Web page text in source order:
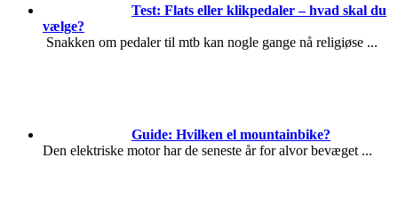
Test: Flats eller klikpedaler – hvad skal du
vælge?
Snakken om pedaler til mtb kan nogle gange nå religiøse ...
Guide: Hvilken el mountainbike?
Den elektriske motor har de seneste år for alvor bevæget ...